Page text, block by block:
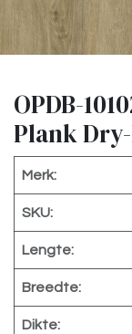
OPDB-
Plank
Merk:
SKU:
Lengte:
Breedte:
Dikte: